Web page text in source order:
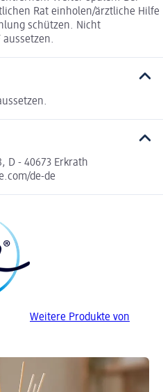
Rat einholen/ärztliche Hilfe
schützen. Nicht
aussetzen.
D - 40673 Erkrath
de-de
Weitere Produkte von